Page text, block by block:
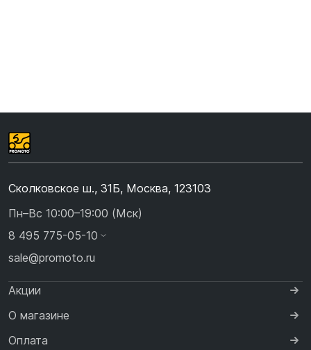
Сколковское ш., 31Б, Москва, 123103
Пн–Вс 10:00–19:00 (Мск)
8 495 775-05-10
sale@promoto.ru
Акции
О магазине
Оплата